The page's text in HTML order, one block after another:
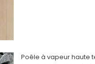
Poêle à vapeur haute